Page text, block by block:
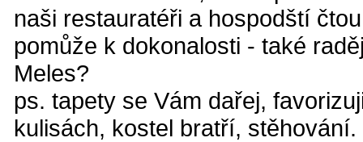
naši restauratéři a hospodští
pomůže k dokonalosti - také
Meles?
ps. tapety se Vám dařej,
kulisách, kostel bratří, stěhování.